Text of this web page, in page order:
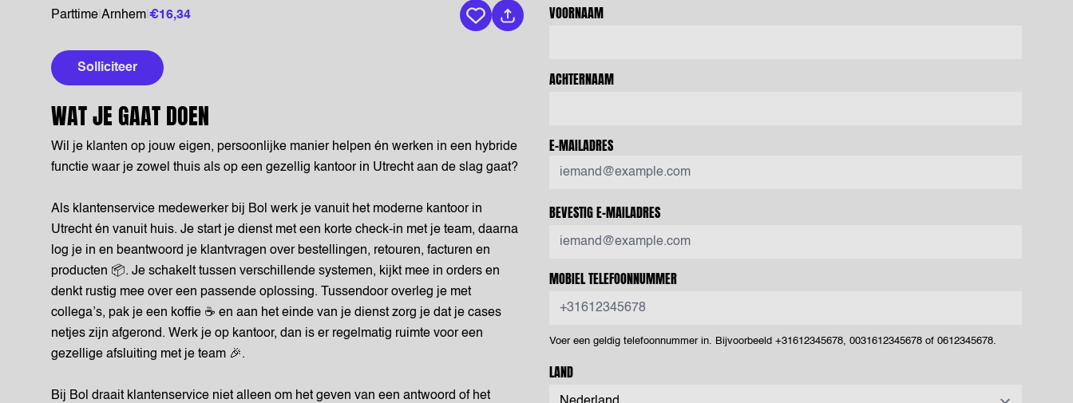
Parttime Arnhem €16,34
Bewaar vacature
Solliciteer
WAT JE GAAT DOEN
Wil je klanten op jouw eigen, persoonlijke manier helpen én werken in een hybride
functie waar je zowel thuis als op een gezellig kantoor in Utrecht aan de slag gaat?
Als klantenservice medewerker bij Bol werk je vanuit het moderne kantoor in
Utrecht én vanuit huis. Je start je dienst met een korte check-in met je team, daarna
log je in en beantwoord je klantvragen over bestellingen, retouren, facturen en
producten 📦. Je schakelt tussen verschillende systemen, kijkt mee in orders en
denkt rustig mee over een passende oplossing. Tussendoor overleg je met
collega’s, pak je een koffie ☕ en aan het einde van je dienst zorg je dat je cases
netjes zijn afgerond. Werk je op kantoor, dan is er regelmatig ruimte voor een
gezellige afsluiting met je team 🎉.
Bij Bol draait klantenservice niet alleen om het geven van een antwoord of het
VOORNAAM
ACHTERNAAM
E-MAILADRES
BEVESTIG E-MAILADRES
MOBIEL TELEFOONNUMMER
Voer een geldig telefoonnummer in. Bijvoorbeeld +31612345678, 0031612345678 of 0612345678.
LAND